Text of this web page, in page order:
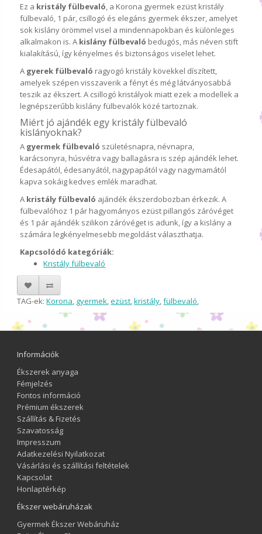
Ez a kristály fülbevaló, a Korona gyermek ezüst kristály
fülbevaló, 1 pár, csillogó és elegáns gyermek ékszer, amelyet
sok kislány örömmel visel a mindennapokban és különleges
alkalmakon is. A kislány fülbevaló bedugós, más néven stift
kialakítású, így kényelmes és biztonságos viselet lehet.
A gyerek fülbevaló ragyogó kristály kövekkel díszített,
amelyek szépen visszaverik a fényt és még látványosabbá
teszik az ékszert. A csillogó kristályok miatt ezek a modellek a
legnépszerűbb kislány fülbevalók közé tartoznak.
Miért jó ajándék egy kristály fülbevaló
kislányoknak?
A gyermek fülbevaló születésnapra, névnapra,
karácsonyra, húsvétra vagy ballagásra is szép ajándék lehet.
Édesapától, édesanyától, nagypapától vagy nagymamától
kapva sokáig kedves emlék maradhat.
A kristály fülbevaló ajándék ékszerdobozban érkezik. A
fülbevalóhoz 1 pár hagyományos ezüst pillangós záróvéget
és 1 pár ajándék szilikon záróvéget is adunk, így a kislány a
számára legkényelmesebb megoldást választhatja.
Kapcsolódó kategóriák:
Kristály fülbevaló
TAG-ek:Korona, gyermek,ezüst,kristály,fülbevaló,
Információk
Ékszerek anyaga
Fémjelzés
Fontos információ
Prémium ékszerek
Szállítás & Fizetés
Szavatosság
Impresszum
Adatkezelési Nyilatkozat
Vásárlási és szállítási feltételek
Kapcsolat
Honlaptérkép
Ékszer webáruházak
Gyermek Ékszer Webáruház